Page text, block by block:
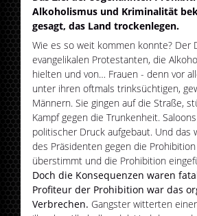
Alkoholismus und Kriminalität
gesagt, das Land trockenlegen.
Wie es so weit kommen konnte? Der
evangelikalen Protestanten, die
hielten und von… Frauen - denn vor
unter ihren oftmals trinksüchtigen,
Männern. Sie gingen auf die Straße,
Kampf gegen die Trunkenheit.
politischer Druck aufgebaut. Und das
des Präsidenten gegen die
überstimmt und die Prohibition
Doch die Konsequenzen waren
Profiteur der Prohibition war das
Verbrechen. Gangster witterten